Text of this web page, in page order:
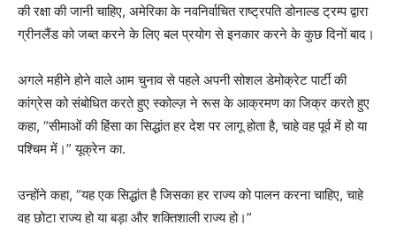
की रक्षा की जानी चाहिए, अमेरिका के नवनिर्वाचित राष्ट्रपति डोनाल्ड ट्रम्प द्वारा
ग्रीनलैंड को जब्त करने के लिए बल प्रयोग से इनकार करने के कुछ दिनों बाद।
अगले महीने होने वाले आम चुनाव से पहले अपनी सोशल डेमोक्रेट पार्टी की
कांग्रेस को संबोधित करते हुए स्कोल्ज़ ने रूस के आक्रमण का जिक्र करते हुए
कहा, “सीमाओं की हिंसा का सिद्धांत हर देश पर लागू होता है, चाहे वह पूर्व में हो या
पश्चिम में।” यूक्रेन का.
उन्होंने कहा, “यह एक सिद्धांत है जिसका हर राज्य को पालन करना चाहिए, चाहे
वह छोटा राज्य हो या बड़ा और शक्तिशाली राज्य हो।”